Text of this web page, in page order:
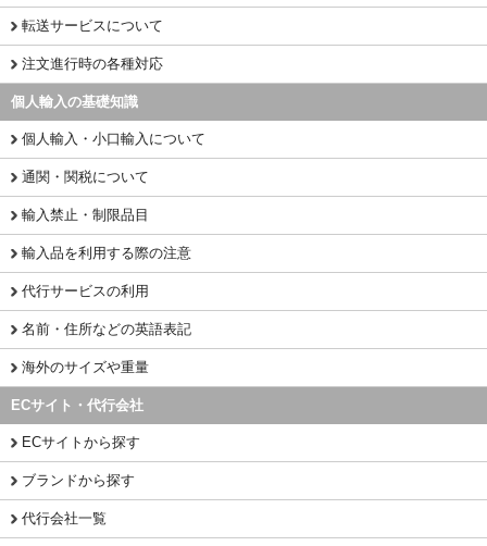
転送サービスについて
注文進行時の各種対応
個人輸入の基礎知識
個人輸入・小口輸入について
通関・関税について
輸入禁止・制限品目
輸入品を利用する際の注意
代行サービスの利用
名前・住所などの英語表記
海外のサイズや重量
ECサイト・代行会社
ECサイトから探す
ブランドから探す
代行会社一覧